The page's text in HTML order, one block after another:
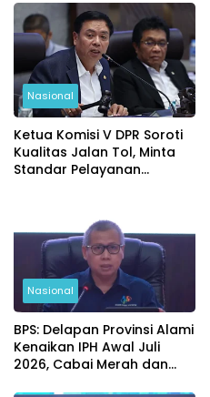
Nasional
Ketua Komisi V DPR Soroti
Kualitas Jalan Tol, Minta
Standar Pelayanan
Nasional
BPS: Delapan Provinsi Alami
Kenaikan IPH Awal Juli
2026, Cabai Merah dan